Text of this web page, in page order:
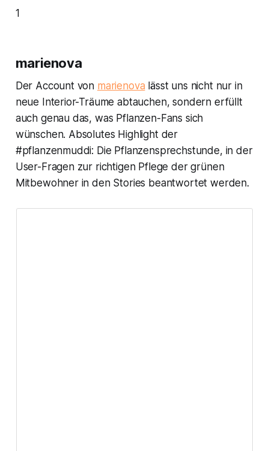
1
marienova
Der Account von marienova lässt uns nicht nur in
neue Interior-Träume abtauchen, sondern erfüllt
auch genau das, was Pflanzen-Fans sich
wünschen. Absolutes Highlight der
#pflanzenmuddi: Die Pflanzensprechstunde, in der
User-Fragen zur richtigen Pflege der grünen
Mitbewohner in den Stories beantwortet werden.